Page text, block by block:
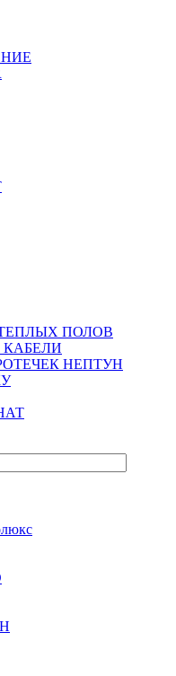
ПОЛОВ
НЕПТУН